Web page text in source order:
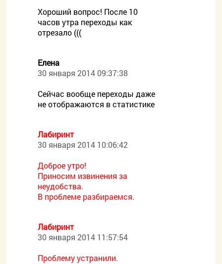
Хороший вопрос! После 10
часов утра переходы как
отрезало (((
Елена
30 января 2014 09:37:38
Сейчас вообще переходы даже
не отображаются в статистике
Лабиринт
30 января 2014 10:06:42
Доброе утро!
Приносим извинения за
неудобства.
В проблеме разбираемся.
Лабиринт
30 января 2014 11:57:54
Проблему устранили.